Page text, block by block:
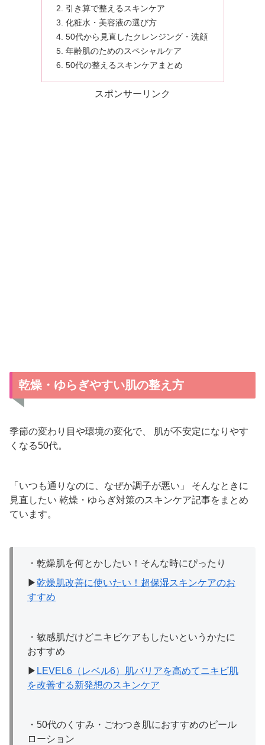
引き算で整えるスキンケア
化粧水・美容液の選び方
50代から見直したクレンジング・洗顔
年齢肌のためのスペシャルケア
50代の整えるスキンケアまとめ
スポンサーリンク
乾燥・ゆらぎやすい肌の整え方
季節の変わり目や環境の変化で、 肌が不安定になりやす
くなる50代。
「いつも通りなのに、なぜか調子が悪い」 そんなときに
見直したい 乾燥・ゆらぎ対策のスキンケア記事をまとめ
ています。
・乾燥肌を何とかしたい！そんな時にぴったり
▶乾燥肌改善に使いたい！超保湿スキンケアのお
すすめ
・敏感肌だけどニキビケアもしたいというかたに
おすすめ
▶ LEVEL6（レベル6）肌バリアを高めてニキビ肌
を改善する新発想のスキンケア
・50代のくすみ・ごわつき肌におすすめのピール
ローション